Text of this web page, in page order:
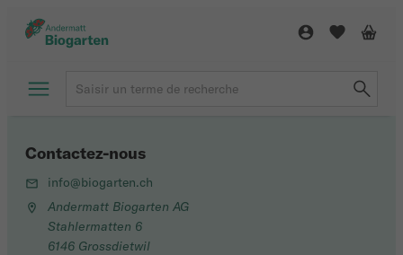
Contactez-nous
info@biogarten.ch
Andermatt Biogarten AG
Stahlermatten 6
6146 Grossdietwil